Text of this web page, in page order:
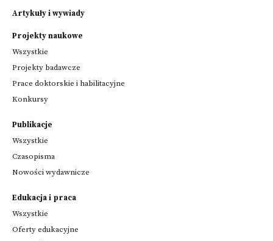
Artykuły i wywiady
Projekty naukowe
Wszystkie
Projekty badawcze
Prace doktorskie i habilitacyjne
Konkursy
Publikacje
Wszystkie
Czasopisma
Nowości wydawnicze
Edukacja i praca
Wszystkie
Oferty edukacyjne